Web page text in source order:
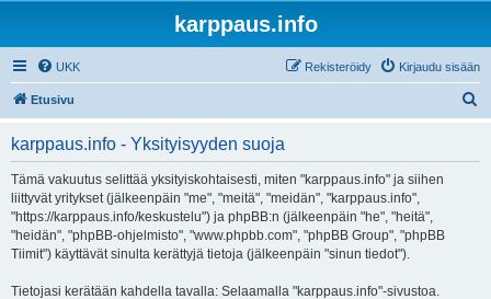
karppaus.info
UKK Kirjaudu sisään
Rekisteröidy
Etusivu
karppaus.info - Yksityisyyden suoja
Tämä vakuutus selittää yksityiskohtaisesti, miten "karppaus.info" ja siihen
liittyvät yritykset (jälkeenpäin "me", "meitä", "meidän", "karppaus.info",
"https://karppaus.info/keskustelu") ja phpBB:n (jälkeenpäin "he", "heitä",
"heidän", "phpBB-ohjelmisto", "www.phpbb.com", "phpBB Group", "phpBB
Tiimit") käyttävät sinulta kerättyjä tietoja (jälkeenpäin "sinun tiedot").
Tietojasi kerätään kahdella tavalla: Selaamalla "karppaus.info"-sivustoa.